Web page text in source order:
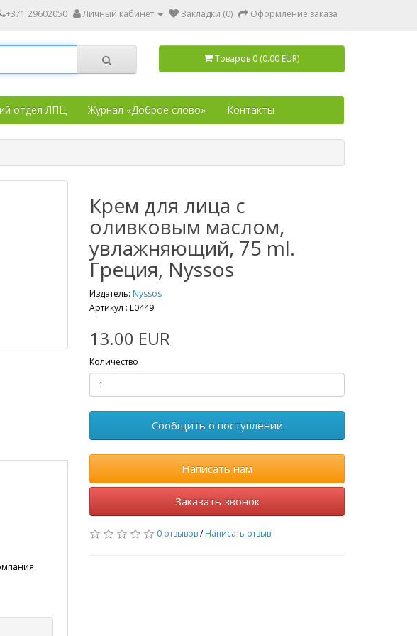
+371 29602050 Личный кабинет Закладки (0) Оформление заказа
Товаров 0 (0.00 EUR)
отдел ЛПЦ Журнал «Доброе слово» Контакты
Крем для лица с
оливковым маслом,
увлажняющий, 75 ml.
Греция, Nyssos
Издатель: Nyssos
Артикул : L0449
13.00 EUR
Количество
Сообщить о поступлении
Написать нам
Заказать звонок
0 отзывов/Написать отзыв